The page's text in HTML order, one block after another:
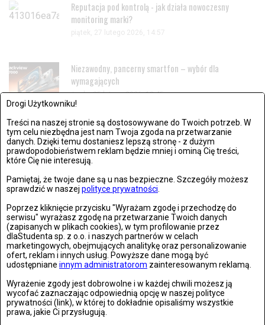
Drogi Użytkowniku!
Treści na naszej stronie są dostosowywane do Twoich potrzeb. W
tym celu niezbędna jest nam Twoja zgoda na przetwarzanie
danych. Dzięki temu dostaniesz lepszą stronę - z dużym
prawdopodobieństwem reklam będzie mniej i ominą Cię treści,
które Cię nie interesują.
Pamiętaj, że twoje dane są u nas bezpieczne. Szczegóły możesz
sprawdzić w naszej polityce prywatności
Poprzez kliknięcie przycisku "Wyrażam zgodę i przechodzę do
serwisu" wyrażasz zgodę na przetwarzanie Twoich danych
(zapisanych w plikach cookies), w tym profilowanie przez
dlaStudenta sp. z o.o. i naszych partnerów w celach
marketingowych, obejmujących analitykę oraz personalizowanie
ofert, reklam i innych usług. Powyższe dane mogą być
udostępniane innym administratorom zainteresowanym reklamą.
Wyrażenie zgody jest dobrowolne i w każdej chwili możesz ją
wycofać zaznaczając odpowiednią opcję w naszej polityce
prywatności (link), w której to dokładnie opisaliśmy wszystkie
prawa, jakie Ci przysługują.
Reputacja pod kontrolą - jak działa nowoczesny
monitoring marki?
piątek, 27 lutego 2026, 14:57
Niezawodny, pancerny smartfon – wybór dla
wymagających
środa, 25 lutego 2026, 13:45